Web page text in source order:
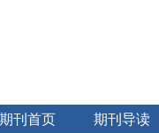
期刊首页 期刊导读